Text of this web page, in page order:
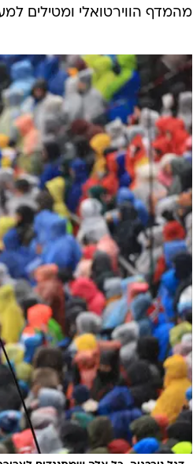
מהמדף הווירטואלי ומטילים